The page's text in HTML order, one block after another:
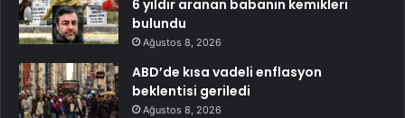
6 yıldır aranan babanın kemikleri
bulundu
Ağustos 8, 2026
ABD’de kısa vadeli enflasyon
beklentisi geriledi
Ağustos 8, 2026